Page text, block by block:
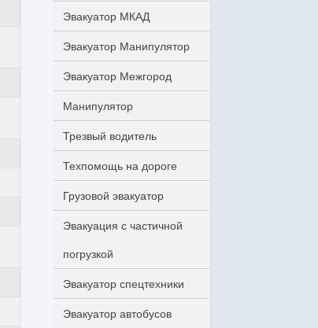
Эвакуатор МКАД
Эвакуатор Манипулятор
Эвакуатор Межгород
Манипулятор
Трезвый водитель
Техпомощь на дороге
Грузовой эвакуатор
Эвакуация с частичной
погрузкой
Эвакуатор спецтехники
Эвакуатор автобусов